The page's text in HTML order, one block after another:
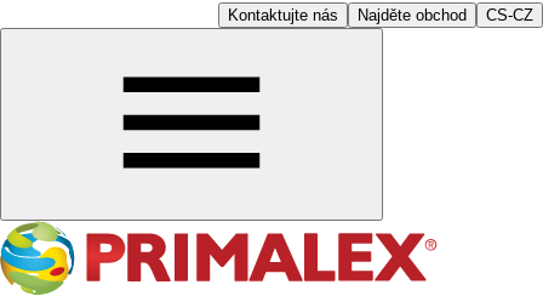
Kontaktujte nás Najděte obchod CS-CZ